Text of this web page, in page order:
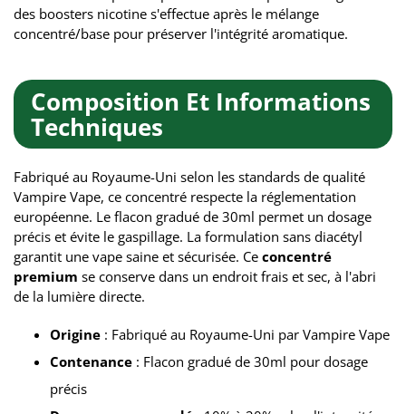
des boosters nicotine s'effectue après le mélange
concentré/base pour préserver l'intégrité aromatique.
Composition Et Informations
Techniques
Fabriqué au Royaume-Uni selon les standards de qualité
Vampire Vape, ce concentré respecte la réglementation
européenne. Le flacon gradué de 30ml permet un dosage
précis et évite le gaspillage. La formulation sans diacétyl
garantit une vape saine et sécurisée. Ce concentré
premium se conserve dans un endroit frais et sec, à l'abri
de la lumière directe.
Origine : Fabriqué au Royaume-Uni par Vampire Vape
Contenance : Flacon gradué de 30ml pour dosage
précis